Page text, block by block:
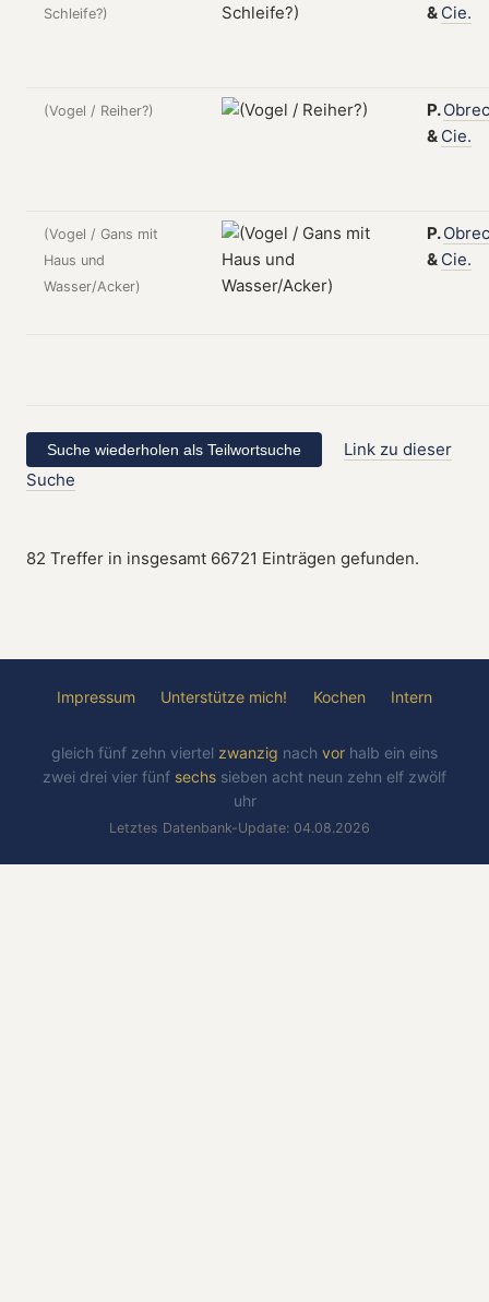
Schleife?) & Cie.
(Vogel / Reiher?) P.
& Cie.
(Vogel / Gans mit
Haus und
Wasser/Acker)
P.
& Cie.
Link zu dieser
Suche
82 Treffer in insgesamt 66721 Einträgen gefunden.
Impressum Unterstütze mich! Kochen Intern
gleich fünf zehn viertel zwanzig nach vor halb ein eins
zwei drei vier fünf sechs sieben acht neun zehn elf zwölf
uhr
Letztes Datenbank-Update: 04.08.2026